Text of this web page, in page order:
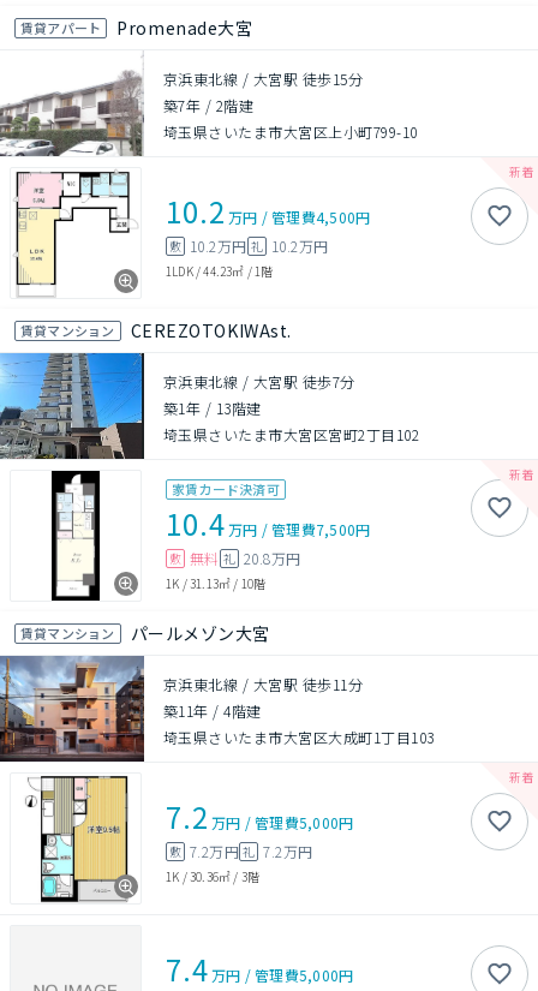
賃貸アパート Promenade大宮
京浜東北線 / 大宮駅 徒歩15分
築7年 / 2階建
埼玉県さいたま市大宮区上小町799-10
10.2 万円 /管理費4,500円
敷 10.2万円 礼 10.2万円
1LDK/44.23㎡ / 1階
賃貸マンション CEREZOTOKIWAst.
京浜東北線 / 大宮駅 徒歩7分
築1年 / 13階建
埼玉県さいたま市大宮区宮町2丁目102
家賃カード決済可
10.4万円 /管理費7,500円
敷 無料 礼 20.8万円
1K /31.13㎡ / 10階
賃貸マンション パールメゾン大宮
京浜東北線 / 大宮駅 徒歩11分
築11年 /4階建
埼玉県さいたま市大宮区大成町1丁目103
7.2 万円 /管理費5,000円
敷 7.2万円礼 7.2万円
1K /30.36㎡ / 3階
7.4万円 /管理費5,000円